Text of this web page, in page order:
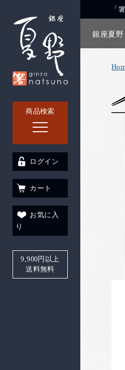
商品検索
「
銀座夏
ログイン
カート
お気に入
り
9,900円以上
送料無料